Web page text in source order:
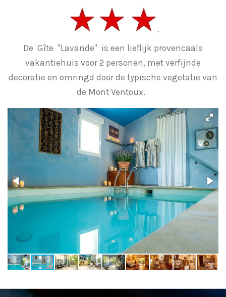
De Gîte "Lavande" is een lieflijk provencaals
vakantiehuis voor 2 personen, met verfijnde
decoratie en omringd door de typische vegetatie van
de Mont Ventoux.